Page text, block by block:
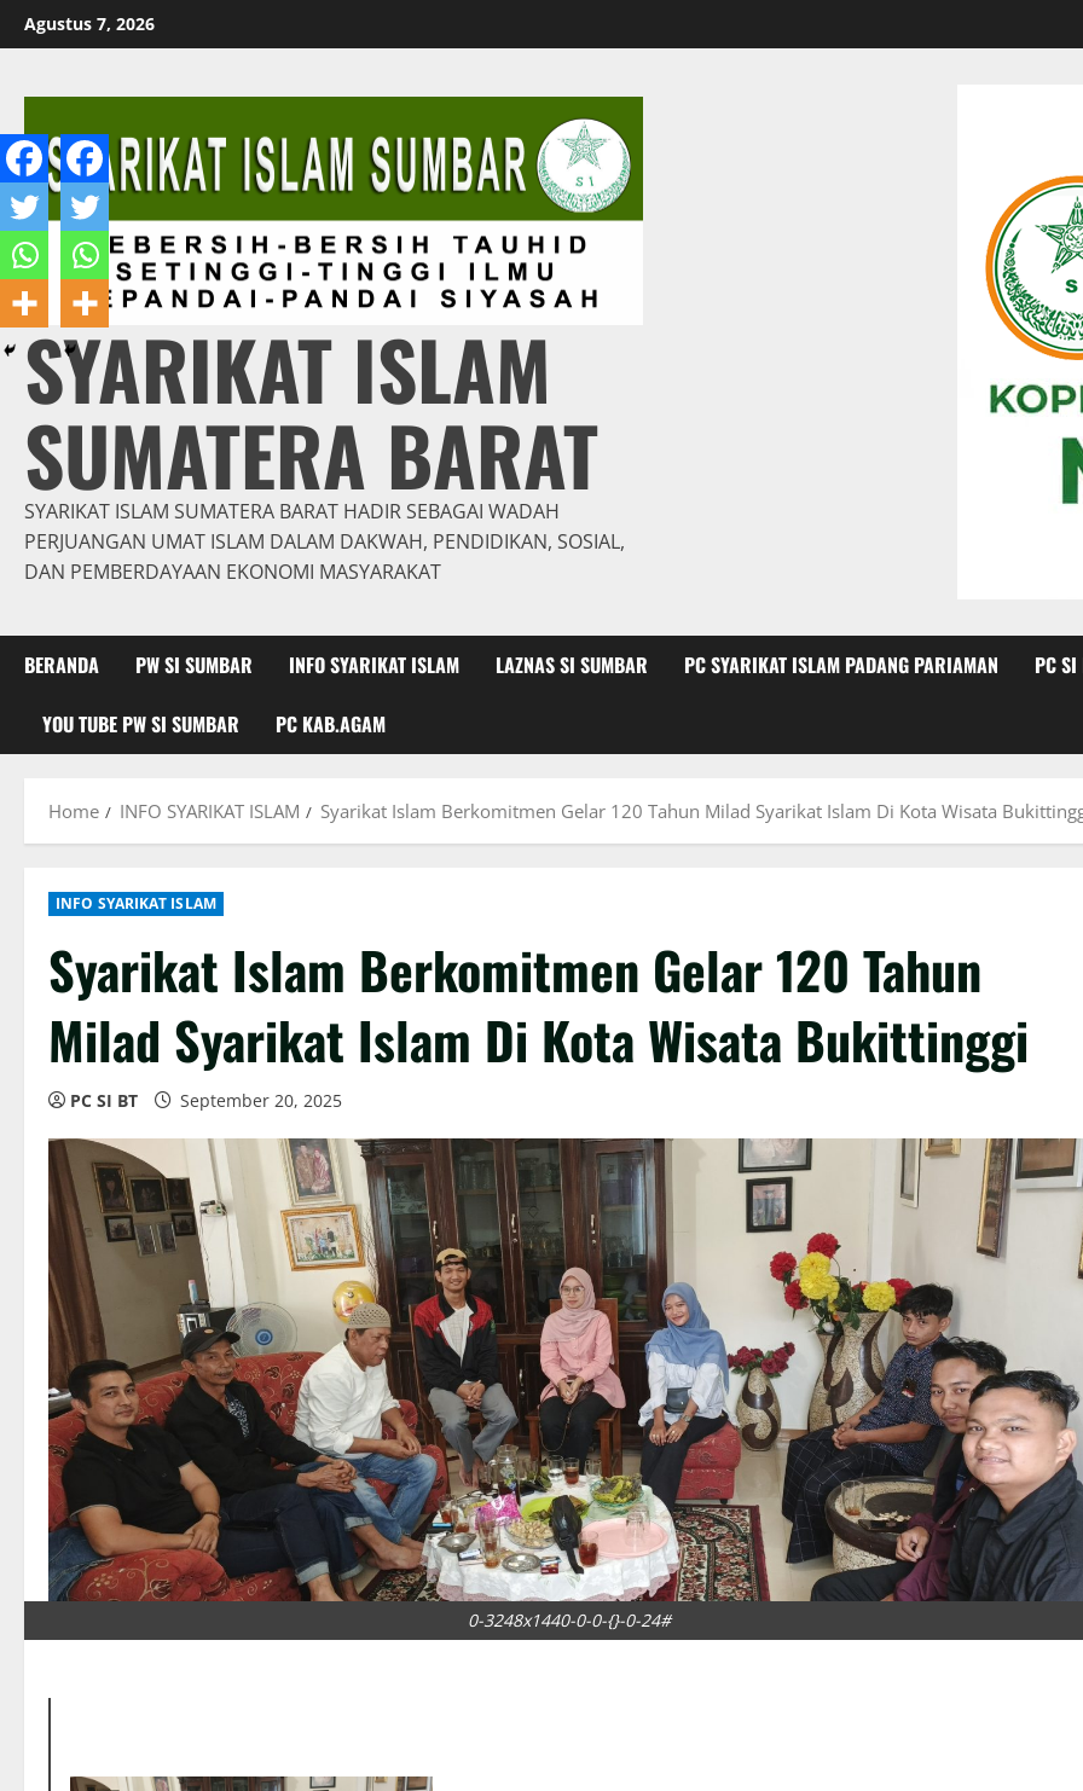
Skip
to
Agustus 7, 2026
SYARIKAT ISLAM
SUMATERA BARAT
SYARIKAT ISLAM SUMATERA BARAT HADIR SEBAGAI WADAH
PERJUANGAN UMAT ISLAM DALAM DAKWAH, PENDIDIKAN, SOSIAL,
DAN PEMBERDAYAAN EKONOMI MASYARAKAT
BERANDA PW SI SUMBAR INFO SYARIKAT ISLAM LAZNAS SI SUMBAR PC SYARIKAT ISLAM PADANG PARIAMAN PC SI
YOU TUBE PW SI SUMBAR PC KAB.AGAM
Home INFO SYARIKAT ISLAM Syarikat Islam Berkomitmen Gelar 120 Tahun Milad Syarikat Islam Di Kota Wisata
INFO SYARIKAT ISLAM
Syarikat Islam Berkomitmen Gelar 120 Tahun
Milad Syarikat Islam Di Kota Wisata Bukittinggi
PC SI BT September 20, 2025
0-3248x1440-0-0-{}-0-24#